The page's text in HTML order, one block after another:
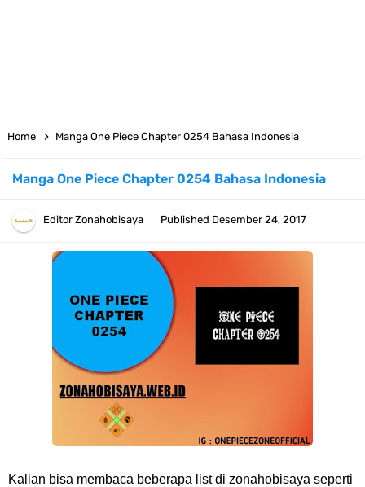
7 Fakta Franky One Piece, Pernah Dapat Tawaran Buah Iblis Mera
Mera No Mi
Profil Anwar Hafid, Politisi Yang Mernjadi Gubernur Provinsi Sulawesi
Tengah
Resep Pesmol Ikan Mas, Makanan Khas Sunda Dengan Rasa Yang
Home Manga One Piece Chapter 0254 Bahasa Indonesia
Manga One Piece Chapter 0254 Bahasa Indonesia
Editor Zonahobisaya Published Desember 24, 2017
Kalian bisa membaca beberapa list di zonahobisaya seperti